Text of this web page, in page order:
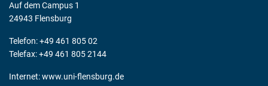
Auf dem Campus 1
24943 Flensburg
Telefon: +49 461 805 02
Telefax: +49 461 805 2144
Internet:www.uni-flensburg.de